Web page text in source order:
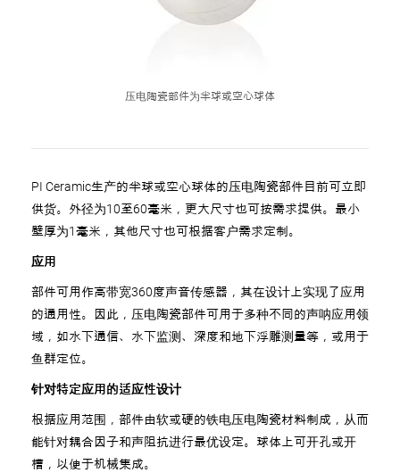
压电陶瓷部件为半球或空心球体
PI Ceramic生产的半球或空心球体的压电陶瓷部件目前可立即
供货。外径为10至60毫米，更大尺寸也可按需求提供。最小
壁厚为1毫米，其他尺寸也可根据客户需求定制。
应用
部件可用作高带宽360度声音传感器，其在设计上实现了应用
的通用性。因此，压电陶瓷部件可用于多种不同的声呐应用领
域，如水下通信、水下监测、深度和地下浮雕测量等，或用于
鱼群定位。
针对特定应用的适应性设计
根据应用范围，部件由软或硬的铁电压电陶瓷材料制成，从而
能针对耦合因子和声阻抗进行最优设定。球体上可开孔或开
槽，以便于机械集成。